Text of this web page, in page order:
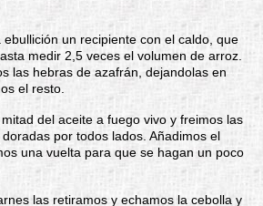
un recipiente con el caldo, que
medir 2,5 veces el volumen de arroz.
las hebras de azafrán, dejandolas en
el resto.
del aceite a fuego vivo y freimos las
por todos lados. Añadimos el
una vuelta para que se hagan un poco
las retiramos y echamos la cebolla y